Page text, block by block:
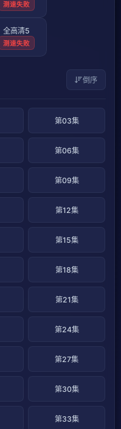
测速失败
全高清5
测速失败
倒序
第03集
第06集
第09集
第12集
第15集
第18集
第21集
第24集
第27集
第30集
第33集